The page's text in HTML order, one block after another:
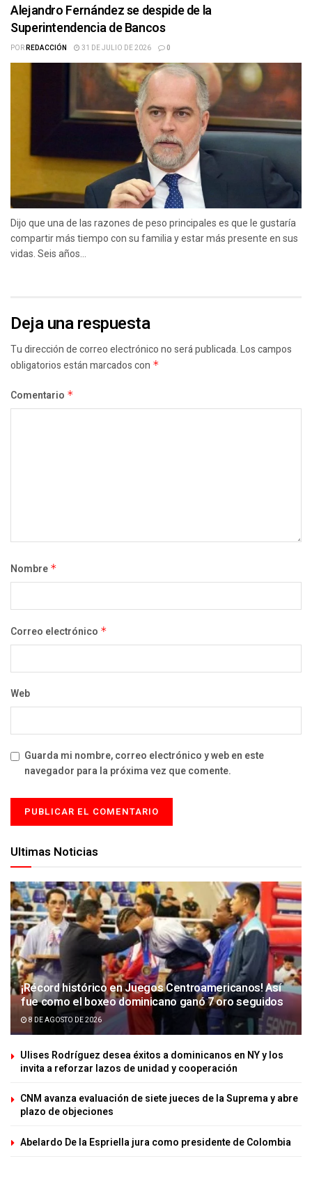
Alejandro Fernández se despide de la
Superintendencia de Bancos
PORREDACCIÓN 31 DE JULIO DE 2026 0
Dijo que una de las razones de peso principales es que le gustaría
compartir más tiempo con su familia y estar más presente en sus
vidas. Seis años...
Deja una respuesta
Tu dirección de correo electrónico no será publicada.Los campos
obligatorios están marcados con *
Comentario *
Nombre *
Correo electrónico *
Web
Guarda mi nombre, correo electrónico y web en este
navegador para la próxima vez que comente.
Ultimas Noticias
¡Récord histórico en Juegos Centroamericanos! Así
fue como el boxeo dominicano ganó 7 oro seguidos
8 DE AGOSTO DE 2026
Ulises Rodríguez desea éxitos a dominicanos en NY y los
invita a reforzar lazos de unidad y cooperación
CNM avanza evaluación de siete jueces de la Suprema y abre
plazo de objeciones
Abelardo De la Espriella jura como presidente de Colombia